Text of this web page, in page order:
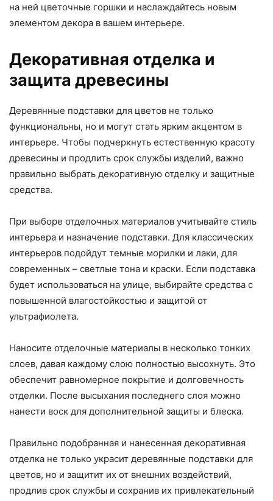
на ней цветочные горшки и наслаждайтесь новым
элементом декора в вашем интерьере.
Декоративная отделка и
защита древесины
Деревянные подставки для цветов не только
функциональны, но и могут стать ярким акцентом в
интерьере. Чтобы подчеркнуть естественную красоту
древесины и продлить срок службы изделий, важно
правильно выбрать декоративную отделку и защитные
средства.
При выборе отделочных материалов учитывайте стиль
интерьера и назначение подставки. Для классических
интерьеров подойдут темные морилки и лаки, для
современных – светлые тона и краски. Если подставка
будет использоваться на улице, выбирайте средства с
повышенной влагостойкостью и защитой от
ультрафиолета.
Наносите отделочные материалы в несколько тонких
слоев, давая каждому слою полностью высохнуть. Это
обеспечит равномерное покрытие и долговечность
отделки. После высыхания последнего слоя можно
нанести воск для дополнительной защиты и блеска.
Правильно подобранная и нанесенная декоративная
отделка не только украсит деревянные подставки для
цветов, но и защитит их от внешних воздействий,
продлив срок службы и сохранив их привлекательный